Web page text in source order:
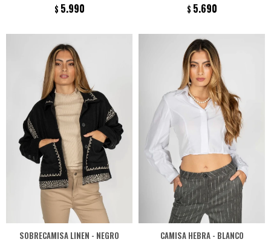
$ 5.990 $ 5.690
SOBRECAMISA LINEN - NEGRO CAMISA HEBRA - BLANCO